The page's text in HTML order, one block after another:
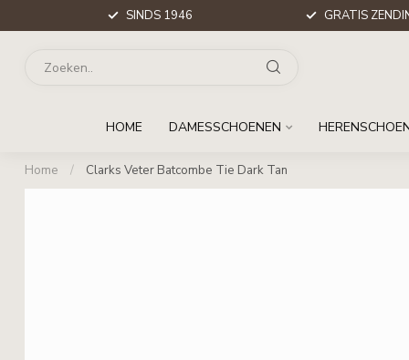
SINDS 1946 GRATIS
HOME DAMESSCHOENEN
Home / Clarks Veter Batcombe Tie Dark Tan